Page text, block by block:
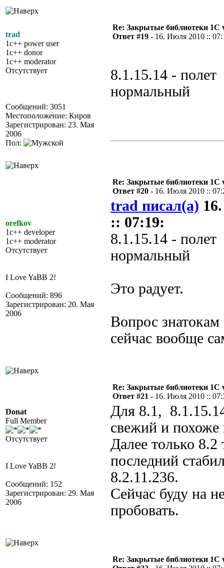
trad
1c++ power user
1c++ donor
1c++ moderator
Отсутствует
Сообщений: 3051
Местоположение: Киров
Зарегистрирован: 23. Мая
2006
Пол:
Re: Закрытые библиотеки 1С
Ответ #19 - 16. Июля 2010 ::
8.1.15.14 - полет
нормальный
orefkov
1c++ developer
1c++ moderator
Отсутствует
I Love YaBB 2!
Сообщений: 896
Зарегистрирован: 20. Мая
2006
Re: Закрытые библиотеки 1С
Ответ #20 - 16. Июля 2010 ::
trad писал(а)
:: 07:19:
8.1.15.14 - полет
нормальный
Это радует.
Вопрос знатокам
сейчас вообще
Donat
Full Member
Отсутствует
I Love YaBB 2!
Сообщений: 152
Зарегистрирован: 29. Мая
2006
Re: Закрытые библиотеки 1С
Ответ #21 - 16. Июля 2010 ::
Для 8.1,
свежий и похоже
Далее только 8.2
последний
8.2.11.236.
Сейчас буду на
пробовать.
Re: Закрытые библиотеки 1С